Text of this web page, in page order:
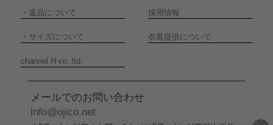
・ 返品について 採用情報
・ サイズについて 衣装提供について
channel H co.,ltd.
メールでのお問い合わせ
info@ojico.net